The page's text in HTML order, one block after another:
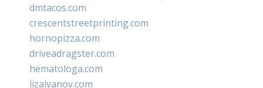
dmtacos.com
crescentstreetprinting.com
hornopizza.com
driveadragster.com
hematologa.com
lizaivanov.com